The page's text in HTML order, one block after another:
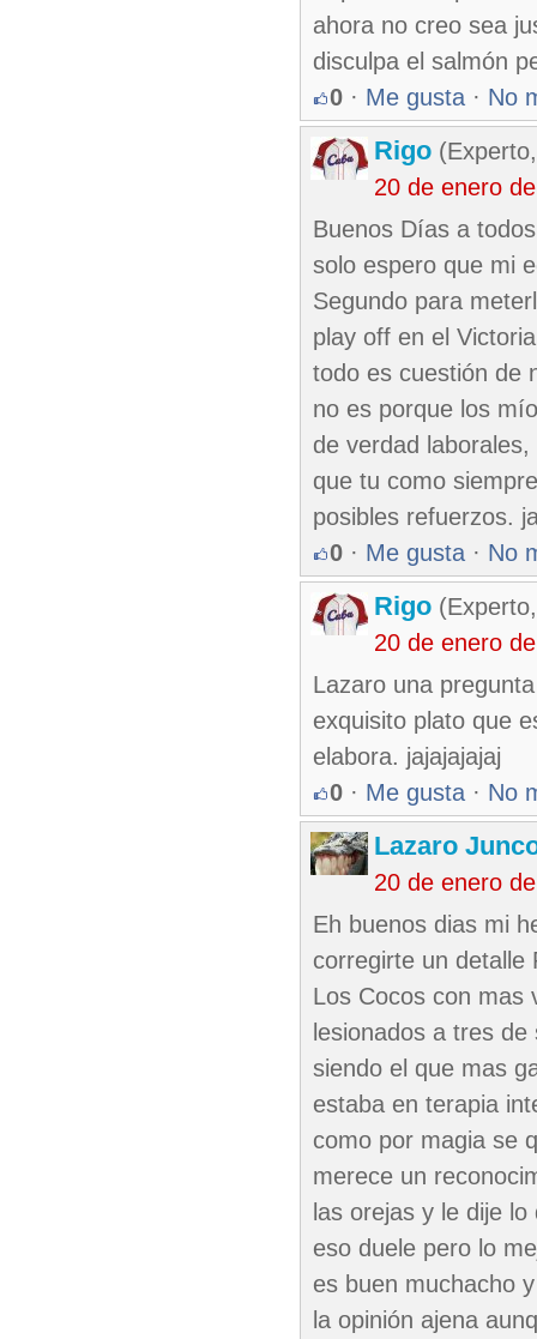
ahora no creo sea
disculpa el salmón
0 · Me gusta · No
Rigo
20 de enero
Buenos Días a
solo espero que mi
Segundo para
play off en el
todo es cuestión de
no es porque los
de verdad
que tu como
posibles refuerzos.
0 · Me gusta · No
Rigo
20 de enero
Lazaro una
exquisito plato que
elabora. jajajajajaj
0 · Me gusta · No
Lazaro
20 de enero
Eh buenos dias mi
corregirte un detalle
Los Cocos con mas
lesionados a tres
siendo el que mas
estaba en terapia
como por magia se
merece un
las orejas y le dije
eso duele pero lo
es buen muchacho
la opinión ajena